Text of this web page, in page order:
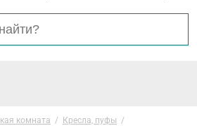
комната / Кресла, пуфы /